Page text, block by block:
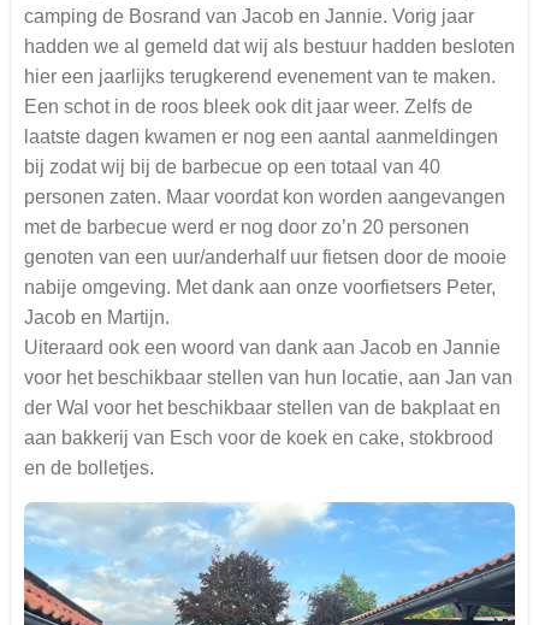
camping de Bosrand van Jacob en Jannie. Vorig jaar
hadden we al gemeld dat wij als bestuur hadden besloten
hier een jaarlijks terugkerend evenement van te maken.
Een schot in de roos bleek ook dit jaar weer. Zelfs de
laatste dagen kwamen er nog een aantal aanmeldingen
bij zodat wij bij de barbecue op een totaal van 40
personen zaten. Maar voordat kon worden aangevangen
met de barbecue werd er nog door zo’n 20 personen
genoten van een uur/anderhalf uur fietsen door de mooie
nabije omgeving. Met dank aan onze voorfietsers Peter,
Jacob en Martijn.
Uiteraard ook een woord van dank aan Jacob en Jannie
voor het beschikbaar stellen van hun locatie, aan Jan van
der Wal voor het beschikbaar stellen van de bakplaat en
aan bakkerij van Esch voor de koek en cake, stokbrood
en de bolletjes.